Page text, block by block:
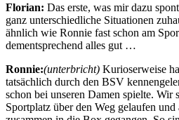
Florian: Das erste, was mir dazu
ganz unterschiedliche Situationen
ähnlich wie Ronnie fast schon am
dementsprechend alles gut …
Ronnie:(unterbricht) Kurioserweise
tatsächlich durch den BSV
schon bei unseren Damen spielte. Wir
Sportplatz über den Weg gelaufen